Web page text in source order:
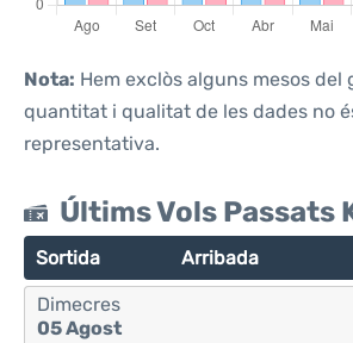
Nota: Hem exclòs alguns mesos del
quantitat i qualitat de les dades no
representativa.
Últims Vols Passats
Sortida Arribada
Dimecres
05 Agost